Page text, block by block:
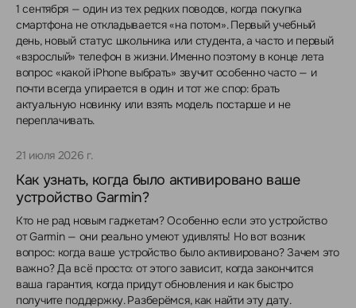
1 сентября — один из тех редких поводов, когда покупка
смартфона не откладывается «на потом». Первый учебный
день, новый статус школьника или студента, а часто и первый
«взрослый» телефон в жизни. Именно поэтому в конце лета
вопрос «какой iPhone выбрать» звучит особенно часто — и
почти всегда упирается в один и тот же спор: брать
актуальную новинку или взять модель постарше и не
переплачивать.
21 июля 2026 г.
Как узнать, когда было активировано ваше
устройство Garmin?
Кто не рад новым гаджетам? Особенно если это устройство
от Garmin — они реально умеют удивлять! Но вот возник
вопрос: когда ваше устройство было активировано? Зачем это
важно? Да всё просто: от этого зависит, когда закончится
ваша гарантия, когда придут обновления и как быстро
получите поддержку. Разберёмся, как найти эту дату.